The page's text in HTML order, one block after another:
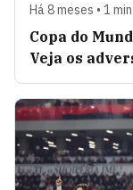
Há 8 meses • 1
Copa do
Veja os